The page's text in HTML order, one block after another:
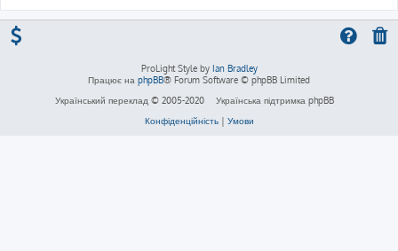
ProLight Style by Ian Bradley
Працює на phpBB® Forum Software © phpBB Limited
Український переклад © 2005-2020
Українська підтримка phpBB
Конфіденційність| Умови